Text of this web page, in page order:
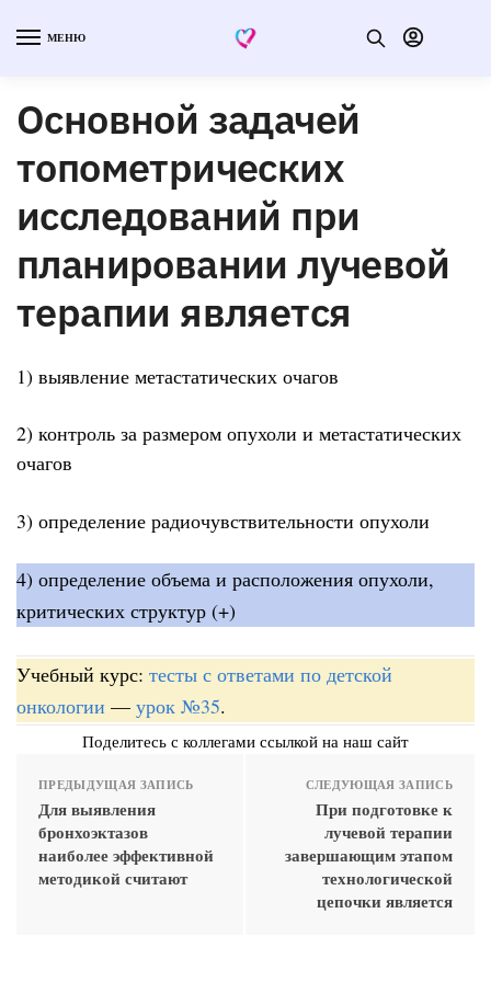
МЕНЮ
Основной задачей
топометрических
исследований при
планировании лучевой
терапии является
1) выявление метастатических очагов
2) контроль за размером опухоли и метастатических
очагов
3) определение радиочувствительности опухоли
4) определение объема и расположения опухоли,
критических структур (+)
Учебный курс: тесты с ответами по детской
онкологии — урок №35.
Поделитесь с коллегами ссылкой на наш сайт
ПРЕДЫДУЩАЯ ЗАПИСЬ
Для выявления
бронхоэктазов
наиболее эффективной
методикой считают
СЛЕДУЮЩАЯ ЗАПИСЬ
При подготовке к
лучевой терапии
завершающим этапом
технологической
цепочки является